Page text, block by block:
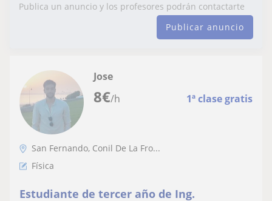
Publica un anuncio y los profesores podrán contactarte
Publicar anuncio
8€/h 1ª clase gratis
Jose
San Fernando, Conil De La Fro...
Física
Estudiante de tercer año de Ing.